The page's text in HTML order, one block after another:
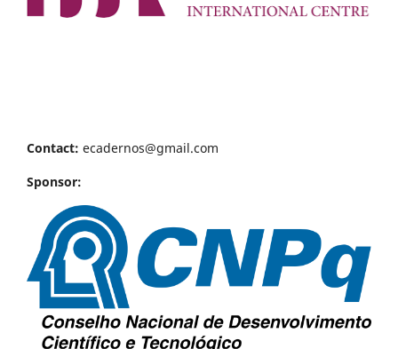
Contact: ecadernos@gmail.com
Sponsor: